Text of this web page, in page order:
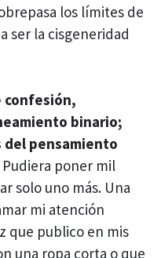
los límites de
ser la cisgeneridad
confesión,
binario;
del pensamiento
Pudiera poner mil
solo uno más. Una
mi atención
que publico en mis
una ropa corta o que